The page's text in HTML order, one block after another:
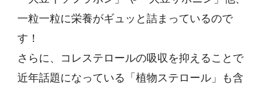
一粒一粒に栄養がギュッと詰まっているので
す！
さらに、コレステロールの吸収を抑えることで
近年話題になっている「植物ステロール」も含